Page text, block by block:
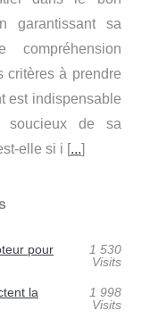
garantissant sa
critères à prendre
est indispensable
soucieux de sa
elle si i [...]
pour
1 530
Visits
la
1 998
Visits